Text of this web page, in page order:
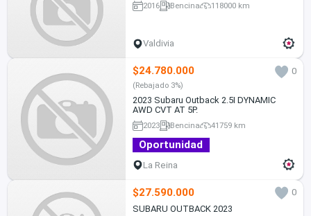
2016 Bencina 118000 km
Valdivia
$24.780.000 0
(Rebajado 3%)
2023 Subaru Outback 2.5I DYNAMIC
AWD CVT AT 5P.
2023 Bencina 41759 km
Oportunidad
La Reina
$27.590.000
0
SUBARU OUTBACK 2023